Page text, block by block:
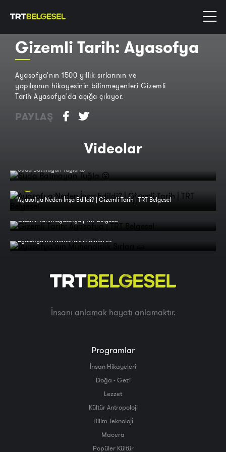
Gizemli Tarih: Ayasofya
Ayasofya'nın 1500 yıllık sırlarının ve
yapılışının hikayesinin bilinmeyenleri Gizemli
Tarih Ayasofya'da açığa çıkıyor.
PAYLAŞ
Videolar
Suda Batmayan Tuğla 😮
Ayasofya Neden İnşa Edildi? | Gizemli Tarih | TRT Belgesel
Gizemli Tarih: Ayasofya | TRT Belgesel
Ayasofya’nın Mühendislik Sırları 🧱
İnsanı anlamak hayatı anlamaktır.
Programlar
İnsan Hikayeleri
Doğa - Gezi
Lezzet
Kültür Antropoloji
Bilim Teknoloji̇
Macera
Popüler Kültür